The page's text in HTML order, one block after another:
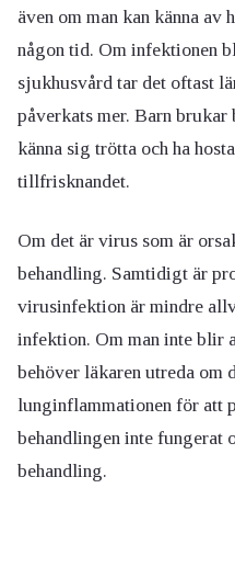
även om man kan känna
någon tid. Om infektionen
sjukhusvård tar det oftast
påverkats mer. Barn
känna sig trötta och ha
tillfrisknandet.
Om det är virus som är
behandling. Samtidigt är
virusinfektion är mindre
infektion. Om man inte blir
behöver läkaren utreda om
lunginflammationen för att
behandlingen inte fungerat
behandling.